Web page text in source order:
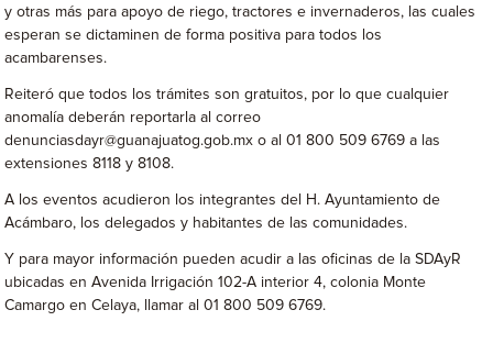
y otras más para apoyo de riego, tractores e invernaderos, las cuales
esperan se dictaminen de forma positiva para todos los
acambarenses.
Reiteró que todos los trámites son gratuitos, por lo que cualquier
anomalía deberán reportarla al correo
denunciasdayr@guanajuatog.gob.mx o al 01 800 509 6769 a las
extensiones 8118 y 8108.
A los eventos acudieron los integrantes del H. Ayuntamiento de
Acámbaro, los delegados y habitantes de las comunidades.
Y para mayor información pueden acudir a las oficinas de la SDAyR
ubicadas en Avenida Irrigación 102-A interior 4, colonia Monte
Camargo en Celaya, llamar al 01 800 509 6769.